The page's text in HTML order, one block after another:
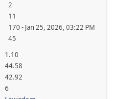
2
11
170 - Jan 25, 2026, 03:22 PM
45
1.10
44.58
42.92
6